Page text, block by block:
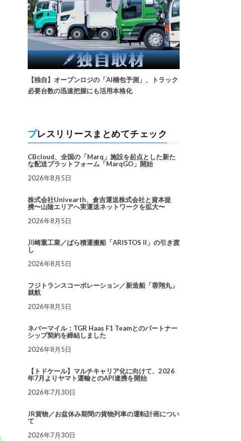
【独自】オープンロジの「AI梱包予測」、トラック
必要台数の迅速把握にも活用本格化
プレスリリースまとめてチェック
CBcloud、全国の「Marq」施設を起点とした新た
な配送プラットフォーム「MarqGO」開始
2026年8月5日
株式会社Univearth、倉吉運送株式会社と資本提
携〜山陰エリアへ実運送ネットワークを拡大〜
2026年8月5日
川崎重工業／ばら積運搬船「ARISTOS II」の引き渡
し
2026年8月5日
フジトランスコーポレーション／新造船「蓉翔丸」
就航
2026年8月5日
ネバーマイル：TGR Haas F1 Teamとのパートナー
シップ契約を締結しました
2026年8月5日
【トドケール】マルチキャリア化に向けて、2026
年7月よりヤマト運輸とのAPI連携を開始
2026年7月30日
JR貨物／お盆休み期間の貨物列車の運転計画につい
て
2026年7月30日